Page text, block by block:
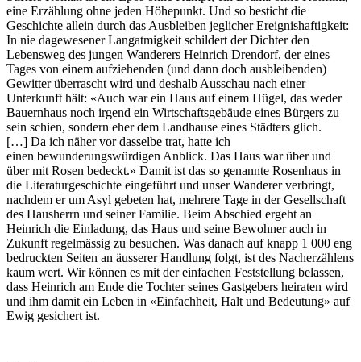
eine Erzählung ohne jeden Höhepunkt. Und so besticht die
Geschichte allein durch das Ausbleiben jeglicher Ereignishaftigkeit:
In nie dagewesener Langatmigkeit schildert der Dichter den
Lebensweg des jungen Wanderers Heinrich Drendorf, der eines
Tages von einem aufziehenden (und dann doch ausbleibenden)
Gewitter überrascht wird und deshalb Ausschau nach einer
Unterkunft hält: «Auch war ein Haus auf einem Hügel, das weder
Bauernhaus noch irgend ein Wirtschaftsgebäude eines Bürgers zu
sein schien, sondern eher dem Landhause eines Städters glich.
[…] Da ich näher vor dasselbe trat, hatte ich
einen bewunderungswürdigen Anblick. Das Haus war über und
über mit Rosen bedeckt.» Damit ist das so genannte Rosenhaus in
die Literaturgeschichte eingeführt und unser Wanderer verbringt,
nachdem er um Asyl gebeten hat, mehrere Tage in der Gesellschaft
des Hausherrn und seiner Familie. Beim Abschied ergeht an
Heinrich die Einladung, das Haus und seine Bewohner auch in
Zukunft regelmässig zu besuchen. Was danach auf knapp 1 000 eng
bedruckten Seiten an äusserer Handlung folgt, ist des Nacherzählens
kaum wert. Wir können es mit der einfachen Feststellung belassen,
dass Heinrich am Ende die Tochter seines Gastgebers heiraten wird
und ihm damit ein Leben in «Einfachheit, Halt und Bedeutung» auf
Ewig gesichert ist.